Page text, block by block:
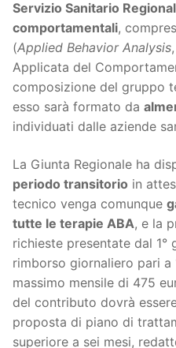
Servizio Sanitario
comportamentali,
(Applied Behavior Analysis
Applicata del
composizione del gruppo
esso sarà formato da
individuati dalle aziende
La Giunta Regionale ha
periodo transitorio in
tecnico venga comunque
tutte le terapie ABA, e la
richieste presentate dal
rimborso giornaliero pari
massimo mensile di 475
del contributo dovrà
proposta di piano di
superiore a sei mesi,